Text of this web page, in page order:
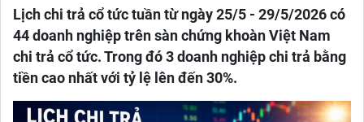
Lịch chi trả cổ tức tuần từ ngày 25/5 - 29/5/2026 có
44 doanh nghiệp trên sàn chứng khoàn Việt Nam
chi trả cổ tức. Trong đó 3 doanh nghiệp chi trả bằng
tiền cao nhất với tỷ lệ lên đến 30%.